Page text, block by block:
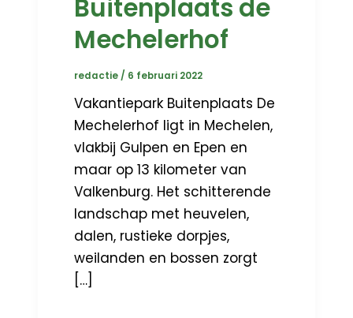
Buitenplaats de
Mechelerhof
redactie/ 6 februari 2022
Vakantiepark Buitenplaats De
Mechelerhof ligt in Mechelen,
vlakbij Gulpen en Epen en
maar op 13 kilometer van
Valkenburg. Het schitterende
landschap met heuvelen,
dalen, rustieke dorpjes,
weilanden en bossen zorgt
[…]